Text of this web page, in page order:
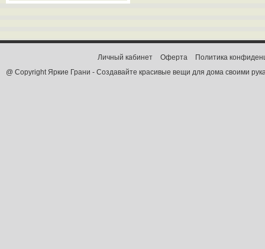
@ Copyright Яркие Грани - Создавайте красивые вещи для дома своими
Личный кабинет Оферта Политика